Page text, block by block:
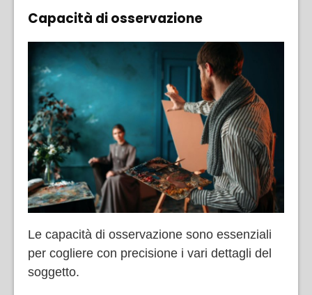
Capacità di osservazione
Le capacità di osservazione sono essenziali
per cogliere con precisione i vari dettagli del
soggetto.